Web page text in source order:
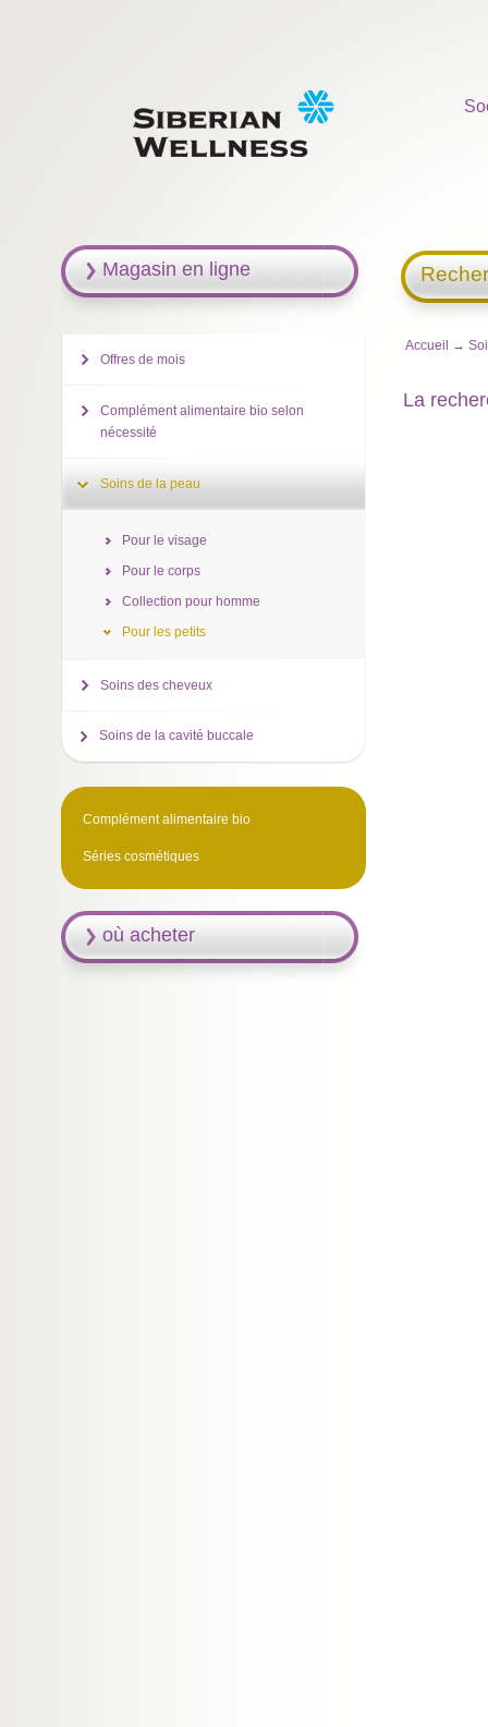
Accueil →
La
Magasin en ligne
Offres de mois
Complément alimentaire bio selon
nécessité
Soins de la peau
Pour le visage
Pour le corps
Collection pour homme
Pour les petits
Soins des cheveux
Soins de la cavité buccale
Complément alimentaire bio
Séries cosmétiques
où acheter